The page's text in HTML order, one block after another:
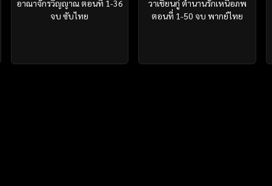
อาณาจักรวิญญาณ ตอนที่ 1-36
จบ ซับไทย
วาเชียนกู่ ตำนานรักเหนือภพ
ตอนที่ 1-50 จบ พากย์ไทย